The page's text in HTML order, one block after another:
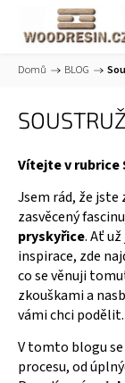
Domů / BLOG /
Vítejte v rubrice
Jsem rád, že
zasvěcený
pryskyřice. Ať
inspirace, zde
co se věnuji
zkouškami a
vámi chci podělit.
V tomto blogu
procesu, od